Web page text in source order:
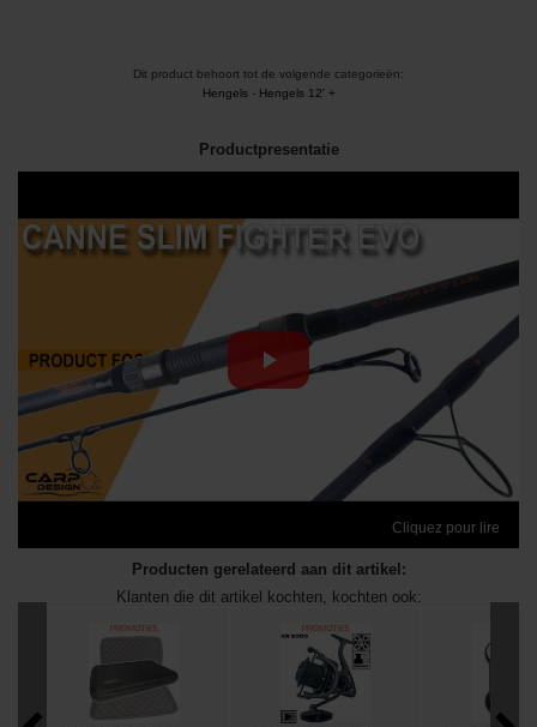
Dit product behoort tot de volgende categorieën:
Hengels- Hengels 12' +
Productpresentatie
Cliquez pour lire
Producten gerelateerd aan dit artikel:
Klanten die dit artikel kochten, kochten ook: